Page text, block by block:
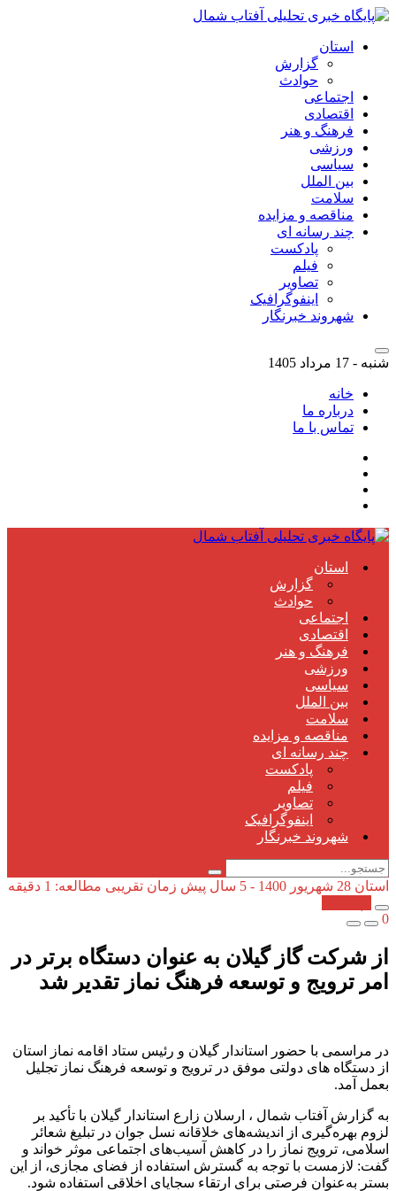
استان
گزارش
حوادث
اجتماعی
اقتصادی
فرهنگ و هنر
ورزشی
سیاسی
بین الملل
سلامت
مناقصه و مزایده
چند رسانه ای
پادکست
فیلم
تصاویر
اینفوگرافیک
شهروند خبرنگار
شنبه - 17 مرداد 1405
خانه
درباره ما
تماس با ما
استان
گزارش
حوادث
اجتماعی
اقتصادی
فرهنگ و هنر
ورزشی
سیاسی
بین الملل
سلامت
مناقصه و مزایده
چند رسانه ای
پادکست
فیلم
تصاویر
اینفوگرافیک
شهروند خبرنگار
استان 28 شهریور 1400 - 5 سال پیش
زمان تقریبی مطالعه: 1 دقیقه
0
از شرکت گاز گیلان به عنوان دستگاه برتر در
امر ترویج و توسعه فرهنگ نماز تقدیر شد
در مراسمی با حضور استاندار گیلان و رئیس ستاد اقامه نماز استان
از دستگاه های دولتی موفق در ترویج و توسعه فرهنگ نماز تجلیل
بعمل آمد.
به گزارش آفتاب شمال ، ارسلان زارع استاندار گیلان با تأکید بر
لزوم بهره‌گیری از اندیشه‌های خلاقانه نسل جوان در تبلیغ شعائر
اسلامی، ترویج نماز را در کاهش آسیب‌های اجتماعی موثر خواند و
گفت: لازمست با توجه به گسترش استفاده از فضای مجازی، از این
بستر به‌عنوان فرصتی برای ارتقاء سجایای اخلاقی استفاده شود.